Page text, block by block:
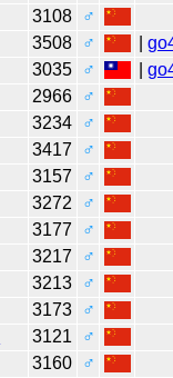
3108
♂
3508 ♂ |
3035 ♂ |
2966
♂
3234
♂
3417
♂
3157
♂
3272
♂
3177
♂
3217
♂
3213
♂
3173
♂
3121
♂
3160
♂